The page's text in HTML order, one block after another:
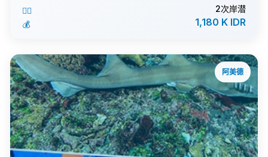
🏊‍♂️
2次岸潜
💰
1,180 K IDR
ℹ️
阿美德